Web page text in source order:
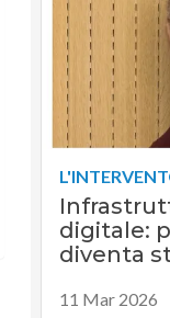
digitale:
diventa
11 Mar 2026